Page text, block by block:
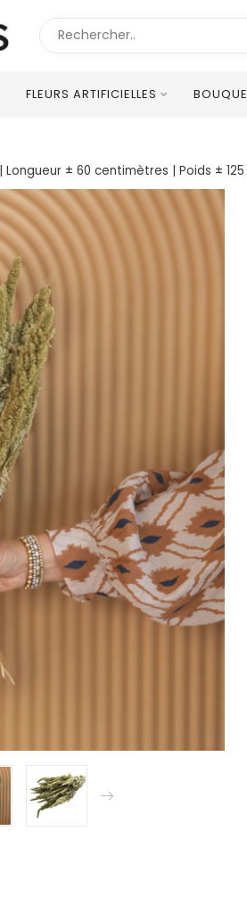
FLEURS ARTIFICIELLES
± 60 centimètres | Poids ±